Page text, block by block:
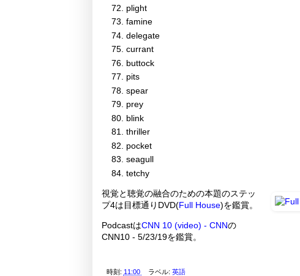
plight
famine
delegate
currant
buttock
pits
spear
prey
blink
thriller
pocket
seagull
tetchy
視覚と聴覚の融合のための本題のステッ
プ4は目標通りDVD(Full House)を鑑賞。
PodcastはCNN 10 (video) - CNNの
CNN10 - 5/23/19を鑑賞。
時刻: 11:00 ラベル:英語